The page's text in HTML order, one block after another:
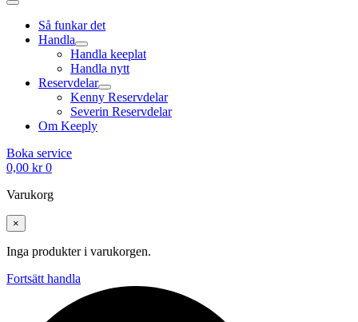
Så funkar det
Handla
Handla keeplat
Handla nytt
Reservdelar
Kenny Reservdelar
Severin Reservdelar
Om Keeply
Boka service
0,00 kr 0
Varukorg
×
Inga produkter i varukorgen.
Fortsätt handla